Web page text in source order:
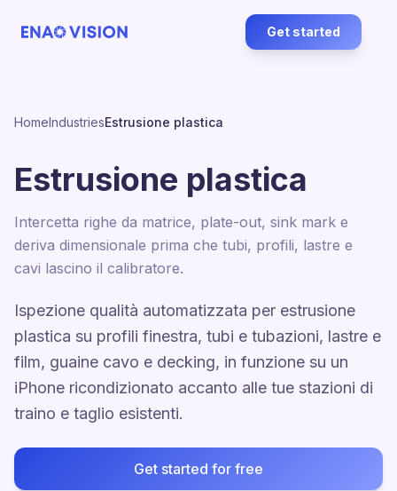
Get started
HomeIndustriesEstrusione plastica
Estrusione plastica
Intercetta righe da matrice, plate-out, sink mark e
deriva dimensionale prima che tubi, profili, lastre e
cavi lascino il calibratore.
Ispezione qualità automatizzata per estrusione
plastica su profili finestra, tubi e tubazioni, lastre e
film, guaine cavo e decking, in funzione su un
iPhone ricondizionato accanto alle tue stazioni di
traino e taglio esistenti.
Get started for free